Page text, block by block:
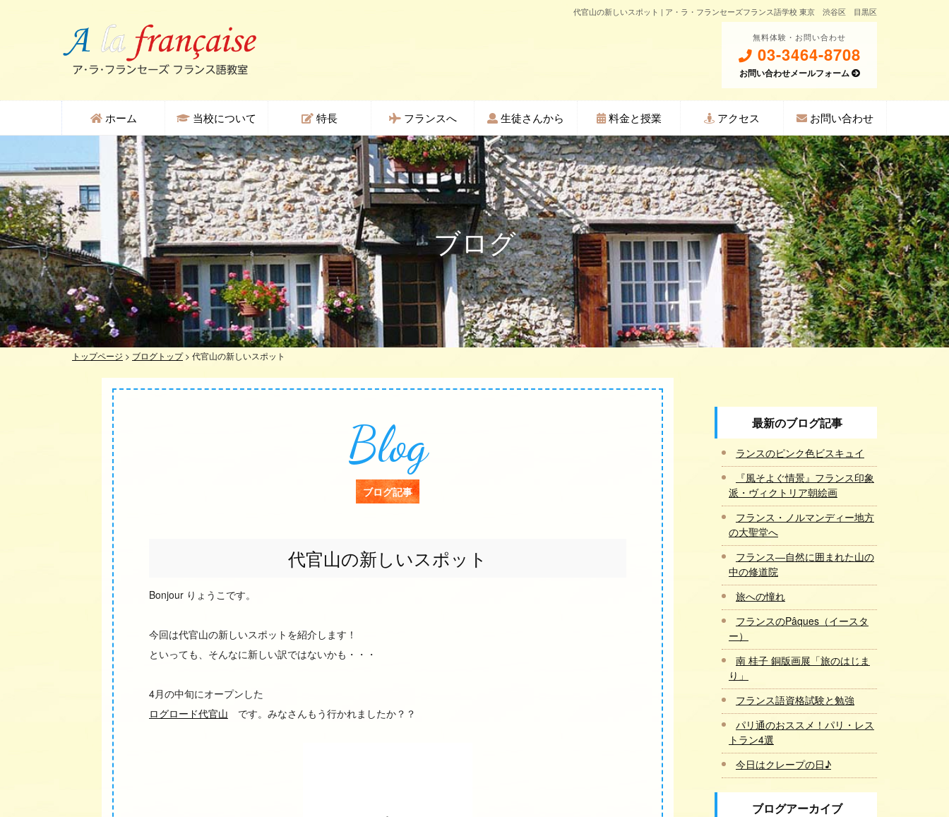
代官山の新しいスポット | ア・ラ・フランセーズフランス語学校 東京 渋谷区 目黒区
無料体験・お問い合わせ
03-3464-8708
お問い合わせメールフォーム
ホーム 当校について 特長 フランスへ 生徒さんから 料金と授業 アクセス お問い合わせ
ブログ
トップページ > ブログトップ> 代官山の新しいスポット
Blog
ブログ記事
代官山の新しいスポット
Bonjour りょうこです。
今回は代官山の新しいスポットを紹介します！
といっても、そんなに新しい訳ではないかも・・・
4月の中旬にオープンした
ログロード代官山 です。みなさんもう行かれましたか？？
最新のブログ記事
ランスのピンク色ビスキュイ
『風そよぐ情景』フランス印象
派・ヴィクトリア朝絵画
フランス・ノルマンディー地方
の大聖堂へ
フランス―自然に囲まれた山の
中の修道院
旅への憧れ
フランスのPâques（イースタ
ー）
南 桂子 銅版画展「旅のはじま
り」
フランス語資格試験と勉強
パリ通のおススメ！パリ・レス
トラン4選
今日はクレープの日♪
ブログアーカイブ